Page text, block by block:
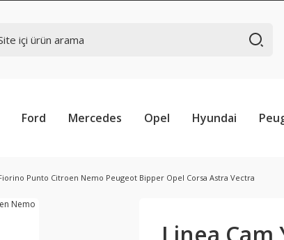
Ford Mercedes Opel Hyundai
Fiorino Punto Citroen Nemo Peugeot Bipper Opel Corsa Astra Vectra